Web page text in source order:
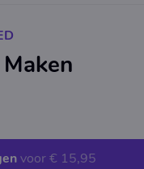
voor€ 15,95